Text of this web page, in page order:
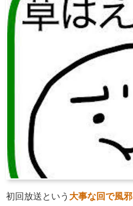
初回放送という 大事な回で風邪